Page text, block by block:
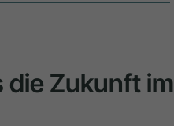
die Zukunft im